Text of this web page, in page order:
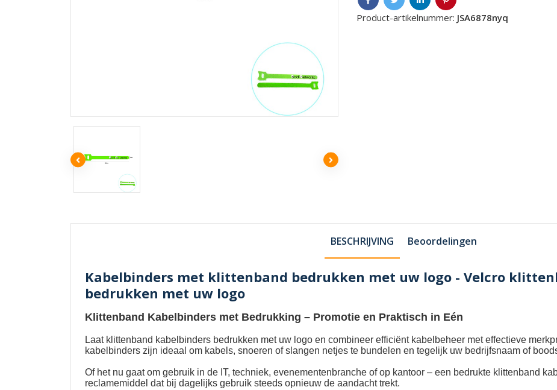
Product-artikelnummer: JSA6878nyq
BESCHRIJVING Beoordelingen
Kabelbinders met klittenband bedrukken met uw logo - Velcro
bedrukken met uw logo
Klittenband Kabelbinders met Bedrukking – Promotie en Praktisch in Eén
Laat klittenband kabelbinders bedrukken met uw logo en combineer efficiënt kabelbeheer met effectieve
kabelbinders zijn ideaal om kabels, snoeren of slangen netjes te bundelen en tegelijk uw bedrijfsnaam of
Of het nu gaat om gebruik in de IT, techniek, evenementenbranche of op kantoor – een bedrukte klittenband
reclamemiddel dat bij dagelijks gebruik steeds opnieuw de aandacht trekt.